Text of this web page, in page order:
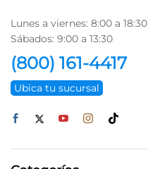
Lunes a viernes: 8:00 a 18:30
Sábados: 9:00 a 13:30
(800) 161-4417
Ubica tu sucursal